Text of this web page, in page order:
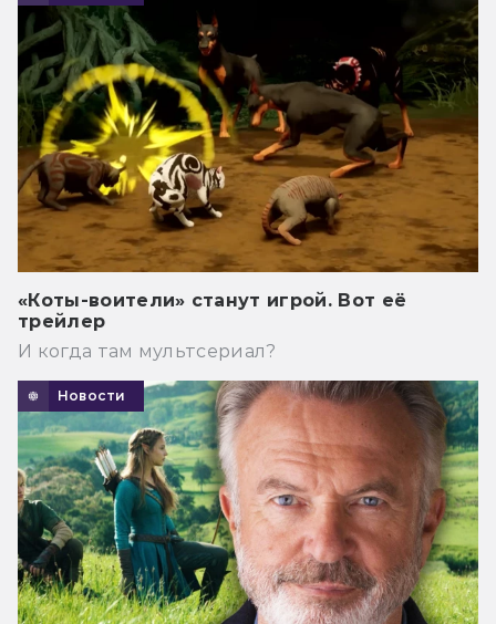
«Коты-воители» станут игрой. Вот её
трейлер
И когда там мультсериал?
Новости